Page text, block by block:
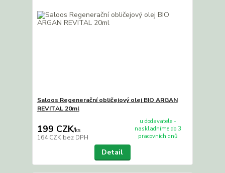
Saloos Regenerační obličejový olej BIO ARGAN
REVITAL 20ml
199 CZK/ks
164 CZK bez DPH
u dodavatele -
naskladníme do 3
pracovních dnů
Detail